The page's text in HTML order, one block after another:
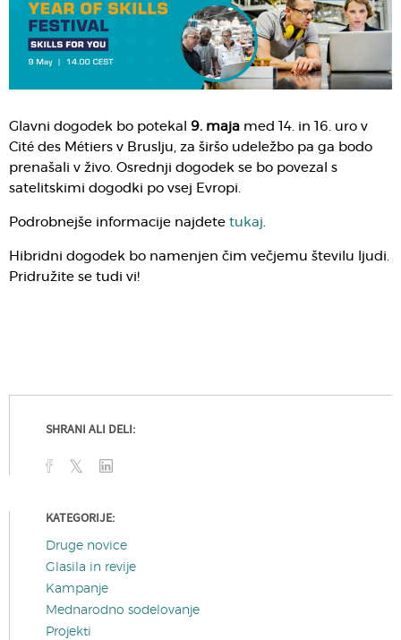
Glavni dogodek bo potekal 9. maja med 14. in 16. uro v
Cité des Métiers v Bruslju, za širšo udeležbo pa ga bodo
prenašali v živo. Osrednji dogodek se bo povezal s
satelitskimi dogodki po vsej Evropi.
Podrobnejše informacije najdete tukaj.
Hibridni dogodek bo namenjen čim večjemu številu ljudi.
Pridružite se tudi vi!
SHRANI ALI DELI:
KATEGORIJE:
Druge novice
Glasila in revije
Kampanje
Mednarodno sodelovanje
Projekti